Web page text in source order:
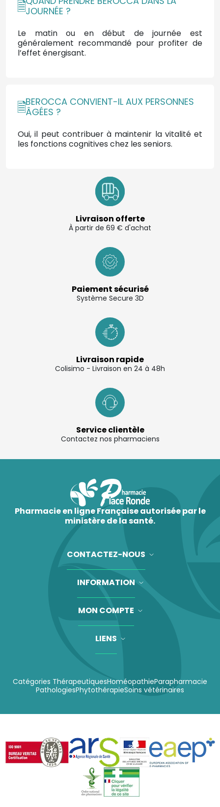
JOURNÉE ?
Le matin ou en début de journée est
généralement recommandé pour profiter de
l’effet énergisant.
BEROCCA CONVIENT-IL AUX PERSONNES
ÂGÉES ?
Oui, il peut contribuer à maintenir la vitalité et
les fonctions cognitives chez les seniors.
Livraison offerte
À partir de 69 € d'achat
Paiement sécurisé
Système Secure 3D
Livraison rapide
Colisimo - Livraison en 24 à 48h
Service clientèle
Contactez nos pharmaciens
Pharmacie en ligne Française autorisée par le
ministère de la santé.
CONTACTEZ-NOUS
INFORMATION
MON COMPTE
LIENS
Catégories ThérapeutiquesHoméopathieParapharmacie
PathologiesPhytothérapieSoins vétérinaires